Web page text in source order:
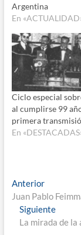
Argentina
En
Ciclo especial
al cumplirse 99
primera
En
de
entradas
AnteriorEntrada
anterior:
Juan Pablo
SiguienteEntrada
La mirada de